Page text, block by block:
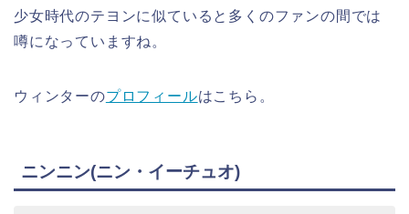
少女時代のテヨンに似ていると多くのファンの間では
噂になっていますね。
ウィンターのプロフィールはこちら。
ニンニン(ニン・イーチュオ)